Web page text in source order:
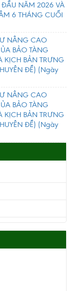
ĐẦU NĂM 2026 VÀ
6 THÁNG CUỐI
NÂNG CAO
BẢO TÀNG
KỊCH BẢN TRƯNG
ĐỀ) (Ngày
NÂNG CAO
BẢO TÀNG
KỊCH BẢN TRƯNG
ĐỀ) (Ngày